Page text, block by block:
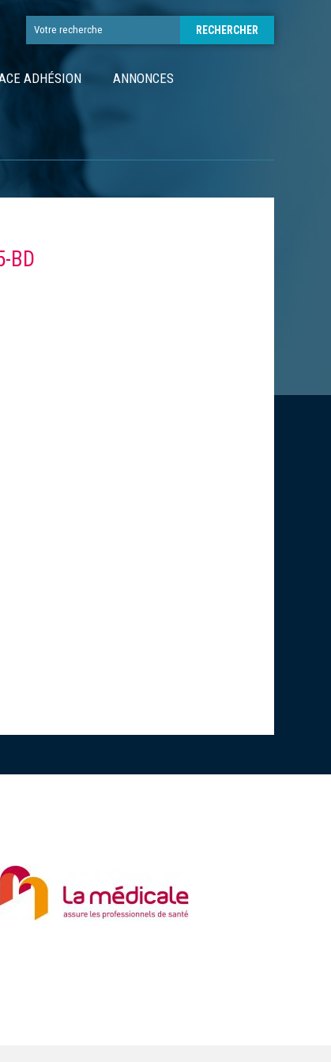
ADHÉSION ANNONCES
BD